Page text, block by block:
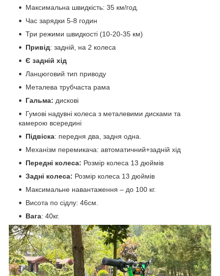
Максимальна швидкість: 35 км/год.
Час зарядки 5-8 годин
Три режими швидкості (10-20-35 км)
Привід: задній, на 2 колеса
Є задній хід
Ланцюговий тип приводу
Металева трубчаста рама
Гальма: дискові
Гумові надувні колеса з металевими дисками та
камерою всередині
Підвіска: передня два, задня одна.
Механізм перемикача: автоматичний+задній хід
Передні колеса: Розмір колеса 13 дюймів
Задні колеса: Розмір колеса 13 дюймів
Максимальне навантаження – до 100 кг.
Висота по сідлу: 46см.
Вага: 40кг.